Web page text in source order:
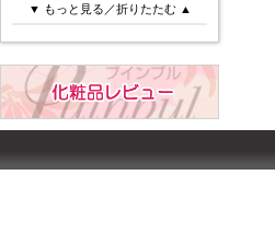
▼ もっと見る／折りたたむ ▲